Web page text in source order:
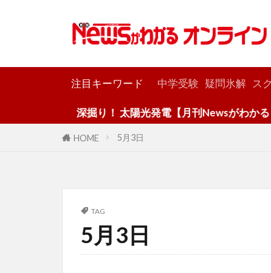
注目キーワード 中学受験 疑問氷解 ス
深掘り！ 太陽光発電【月刊Newsがわかる９
HOME 5月3日
TAG
5月3日